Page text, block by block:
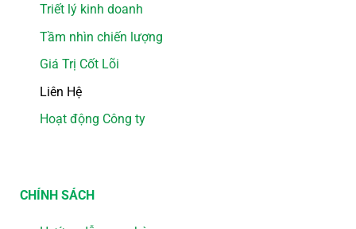
Triết lý kinh doanh
Tầm nhìn chiến lượng
Giá Trị Cốt Lõi
Liên Hệ
Hoạt động Công ty
CHÍNH SÁCH